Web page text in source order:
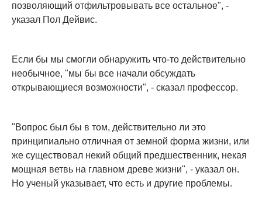
позволяющий отфильтровывать все остальное", -
указал Пол Дейвис.
Если бы мы смогли обнаружить что-то действительно
необычное, "мы бы все начали обсуждать
открывающиеся возможности", - сказал профессор.
"Вопрос был бы в том, действительно ли это
принципиально отличная от земной форма жизни, или
же существовал некий общий предшественник, некая
мощная ветвь на главном древе жизни", - указал он.
Но ученый указывает, что есть и другие проблемы.